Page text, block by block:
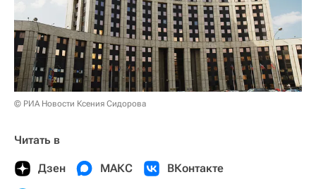
© РИА Новости Ксения Сидорова
Читать в
Дзен МАКС ВКонтакте